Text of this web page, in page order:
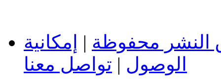
النشر محفوظة |
إمكانية
الوصول | تواصل معنا